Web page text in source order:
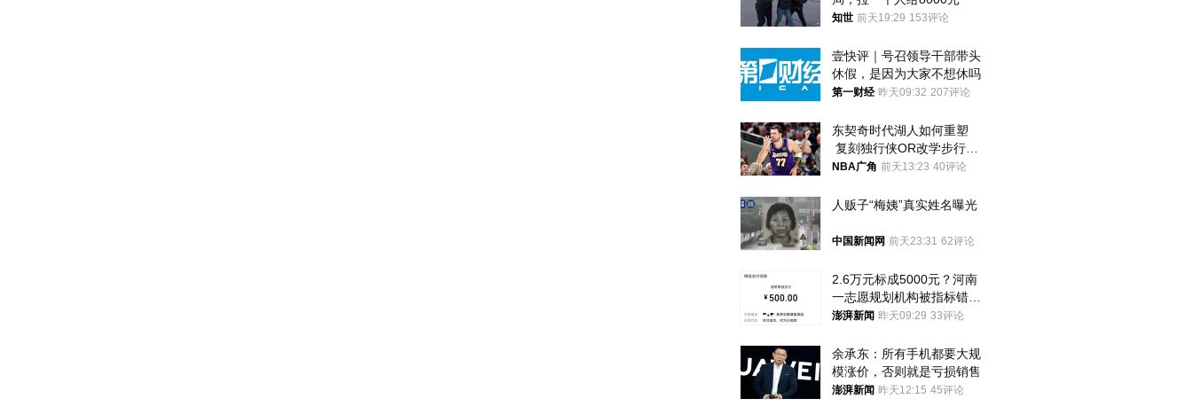
知世 前天19:29 153评论
壹快评｜号召领导干部带头
休假，是因为大家不想休吗
第一财经 昨天09:32 207评论
东契奇时代湖人如何重塑
复刻独行侠OR改学步行
者？
NBA广角 前天13:23 40评论
人贩子“梅姨”真实姓名曝光
中国新闻网 前天23:31 62评论
2.6万元标成5000元？河南
一志愿规划机构被指标错学
费致考生复读
澎湃新闻 昨天09:29 33评论
余承东：所有手机都要大规
模涨价，否则就是亏损销售
澎湃新闻 昨天12:15 45评论